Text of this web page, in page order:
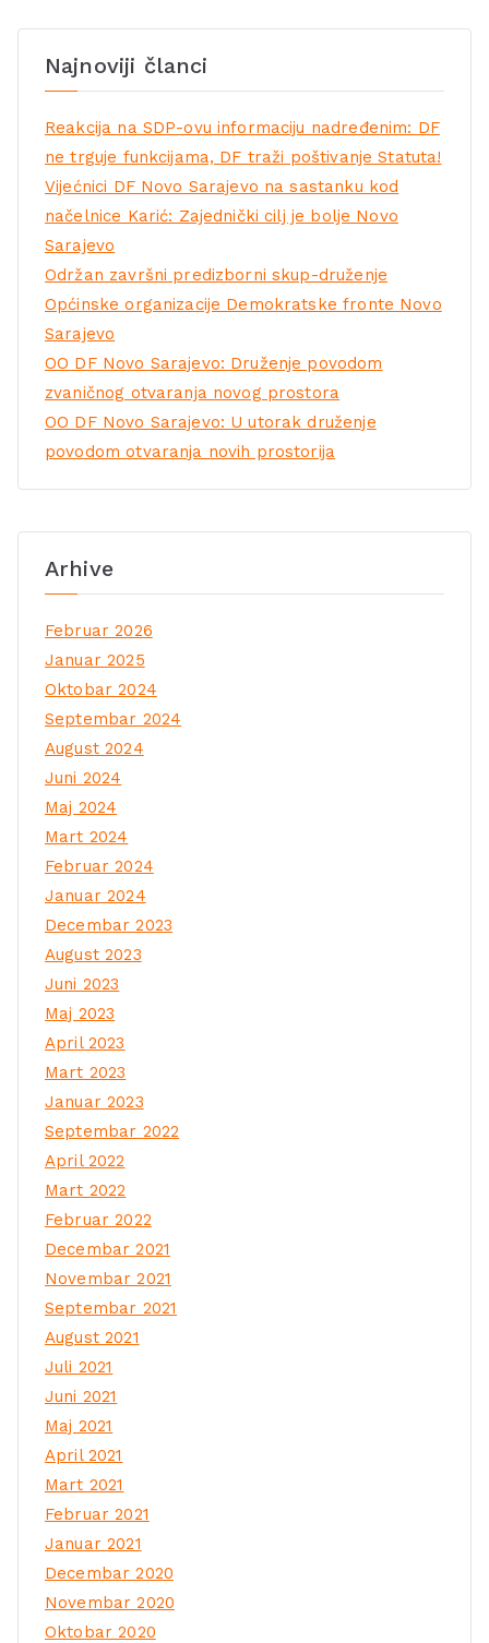
Najnoviji članci
Reakcija na SDP-ovu informaciju nadređenim: DF
ne trguje funkcijama, DF traži poštivanje Statuta!
Vijećnici DF Novo Sarajevo na sastanku kod
načelnice Karić: Zajednički cilj je bolje Novo
Sarajevo
Održan završni predizborni skup-druženje
Općinske organizacije Demokratske fronte Novo
Sarajevo
OO DF Novo Sarajevo: Druženje povodom
zvaničnog otvaranja novog prostora
OO DF Novo Sarajevo: U utorak druženje
povodom otvaranja novih prostorija
Arhive
Februar 2026
Januar 2025
Oktobar 2024
Septembar 2024
August 2024
Juni 2024
Maj 2024
Mart 2024
Februar 2024
Januar 2024
Decembar 2023
August 2023
Juni 2023
Maj 2023
April 2023
Mart 2023
Januar 2023
Septembar 2022
April 2022
Mart 2022
Februar 2022
Decembar 2021
Novembar 2021
Septembar 2021
August 2021
Juli 2021
Juni 2021
Maj 2021
April 2021
Mart 2021
Februar 2021
Januar 2021
Decembar 2020
Novembar 2020
Oktobar 2020